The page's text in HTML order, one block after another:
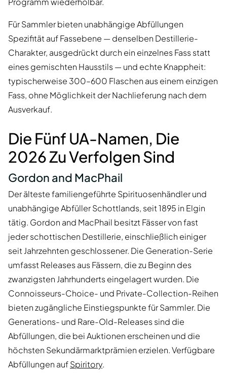
Für Sammler bieten unabhängige Abfüllungen
Spezifität auf Fassebene — denselben Destillerie-
Charakter, ausgedrückt durch ein einzelnes Fass statt
eines gemischten Hausstils — und echte Knappheit:
typischerweise 300–600 Flaschen aus einem einzigen
Fass, ohne Möglichkeit der Nachlieferung nach dem
Ausverkauf.
Die Fünf UA-Namen, Die
2026 Zu Verfolgen Sind
Gordon and MacPhail
Der älteste familiengeführte Spirituosenhändler und
unabhängige Abfüller Schottlands, seit 1895 in Elgin
tätig. Gordon and MacPhail besitzt Fässer von fast
jeder schottischen Destillerie, einschließlich einiger
seit Jahrzehnten geschlossener. Die Generation-Serie
umfasst Releases aus Fässern, die zu Beginn des
zwanzigsten Jahrhunderts eingelagert wurden. Die
Connoisseurs-Choice- und Private-Collection-Reihen
bieten zugängliche Einstiegspunkte für Sammler. Die
Generations- und Rare-Old-Releases sind die
Abfüllungen, die bei Auktionen erscheinen und die
höchsten Sekundärmarktprämien erzielen. Verfügbare
Abfüllungen aufSpiritory.